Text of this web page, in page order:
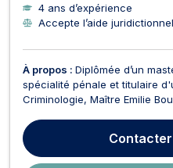
4 ans d’expérience
Accepte l’aide
À propos : Diplômée d’un
spécialité pénale et titulaire
Criminologie, Maître Emilie
victimes ou auteurs de
et dans le cadre desContacter